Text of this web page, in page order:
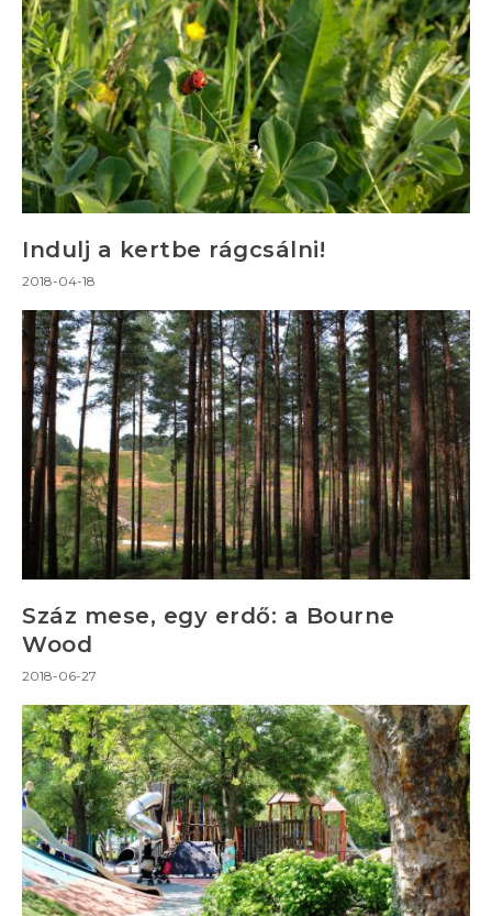
Indulj a kertbe rágcsálni!
2018-04-18
Száz mese, egy erdő: a Bourne
Wood
2018-06-27